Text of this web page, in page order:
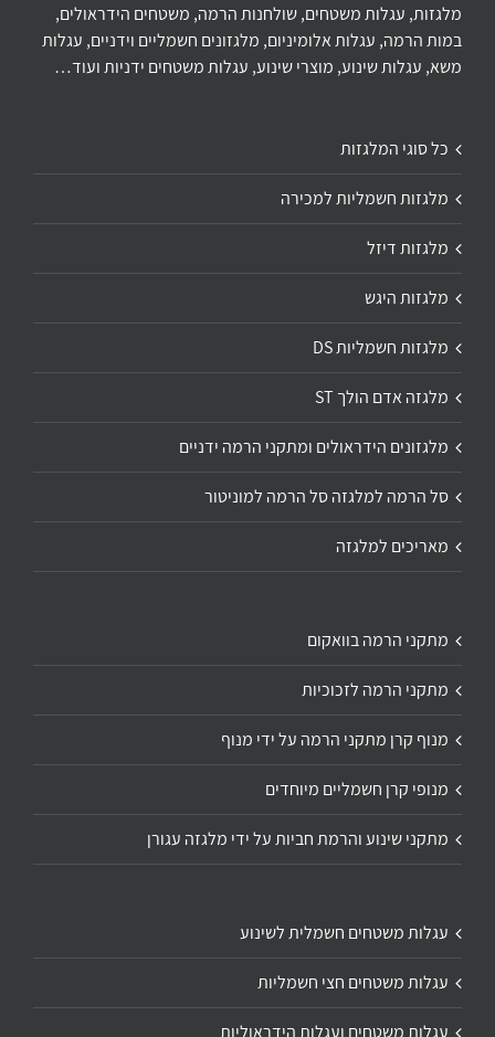
מלגזות, עגלות משטחים, שולחנות הרמה, משטחים הידראולים,
במות הרמה, עגלות אלומיניום, מלגזונים חשמליים וידניים, עגלות
משא, עגלות שינוע, מוצרי שינוע, עגלות משטחים ידניות ועוד…
כל סוגי המלגזות
מלגזות חשמליות למכירה
מלגזות דיזל
מלגזות היגש
מלגזות חשמליות DS
מלגזה אדם הולך ST
מלגזונים הידראולים ומתקני הרמה ידניים
סל הרמה למלגזה סל הרמה למוניטור
מאריכים למלגזה
מתקני הרמה בוואקום
מתקני הרמה לזכוכיות
מנוף קרן מתקני הרמה על ידי מנוף
מנופי קרן חשמליים מיוחדים
מתקני שינוע והרמת חביות על ידי מלגזה עגורן
עגלות משטחים חשמלית לשינוע
עגלות משטחים חצי חשמליות
עגלות משטחים ועגלות הידראוליות